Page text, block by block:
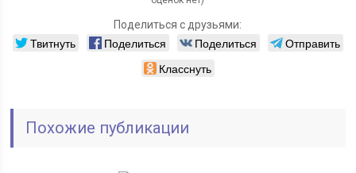
Поделиться с друзьями:
Твитнуть Поделиться Поделиться
Отправить
Класснуть
Похожие публикации